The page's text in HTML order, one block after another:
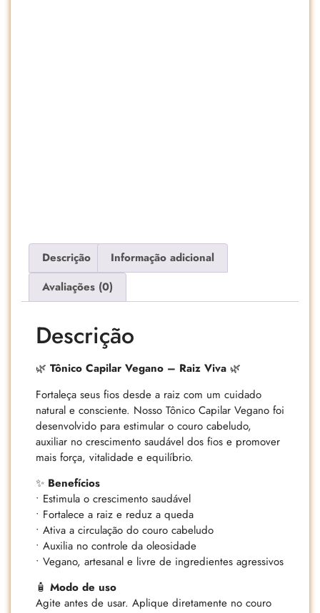
Descrição
Informação adicional
Avaliações (0)
Descrição
🌿 Tônico Capilar Vegano – Raiz Viva 🌿
Fortaleça seus fios desde a raiz com um cuidado
natural e consciente. Nosso Tônico Capilar Vegano foi
desenvolvido para estimular o couro cabeludo,
auxiliar no crescimento saudável dos fios e promover
mais força, vitalidade e equilíbrio.
✨ Benefícios
• Estimula o crescimento saudável
• Fortalece a raiz e reduz a queda
• Ativa a circulação do couro cabeludo
• Auxilia no controle da oleosidade
• Vegano, artesanal e livre de ingredientes agressivos
🧴 Modo de uso
Agite antes de usar. Aplique diretamente no couro